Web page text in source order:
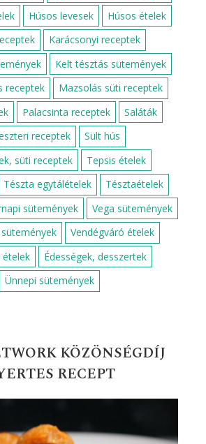
Húsos levesek
Húsos ételek
Karácsonyi receptek
Kelt tésztás sütemények
receptek
Mazsolás süti receptek
Palacsinta receptek
Saláták
receptek
Sült hús
süti receptek
Tepsis ételek
Tészta egytálételek
Tésztaételek
sütemények
Vega sütemények
Vendégváró ételek
ételek
Édességek, desszertek
Ünnepi sütemények
KÖZÖNSÉGDÍJ
RECEPT